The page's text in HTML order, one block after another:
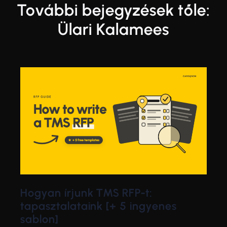
További bejegyzések tőle:
Ülari Kalamees
Hogyan írjunk TMS RFP-t:
tapasztalataink [+ 5 ingyenes
sablon]